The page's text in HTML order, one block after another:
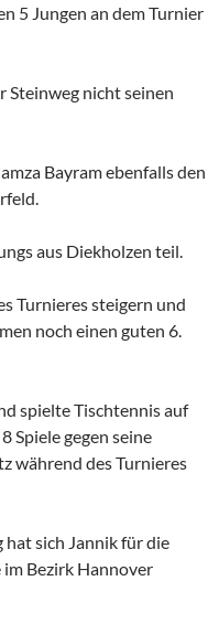
5 Jungen an dem Turnier
Steinweg nicht seinen
Bayram ebenfalls den
aus Diekholzen teil.
Turnieres steigern und
noch einen guten 6.
spielte Tischtennis auf
Spiele gegen seine
während des Turnieres
sich Jannik für die
im Bezirk Hannover